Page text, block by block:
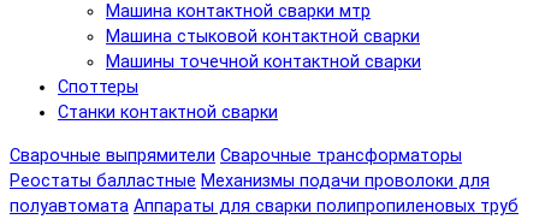
Машина контактной сварки мтр
Машина стыковой контактной сварки
Машины точечной контактной сварки
Споттеры
Станки контактной сварки
Сварочные выпрямители Сварочные трансформаторы
Реостаты балластные Механизмы подачи проволоки для
полуавтомата Аппараты для сварки полипропиленовых труб